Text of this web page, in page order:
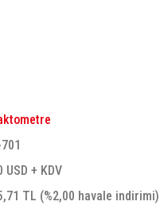
USD + KDV
TL (%2,00 havale indirimi)